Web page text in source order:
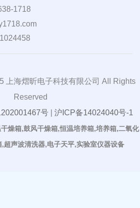
1718
上海熠昕电子科技有限公司 All Rights
Reserved
号| 沪ICP备14024040号-1
燥箱,鼓风干燥箱,恒温培养箱,培养箱,二氧化
超声波清洗器,电子天平,实验室仪器设备